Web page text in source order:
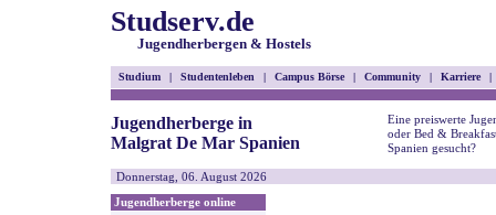
Studserv.de
Jugendherbergen & Hostels
Studium | Studentenleben | Campus Börse | Community | Karriere |
Jugendherberge in
Malgrat De Mar Spanien
Eine preiswerte
oder Bed &
Spanien gesucht?
Donnerstag, 06. August 2026
Jugendherberge online